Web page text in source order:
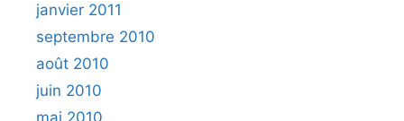
janvier 2011
septembre 2010
août 2010
juin 2010